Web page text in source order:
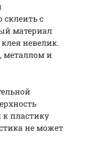
с
материал
невелик.
металлом и
к пластику
не может